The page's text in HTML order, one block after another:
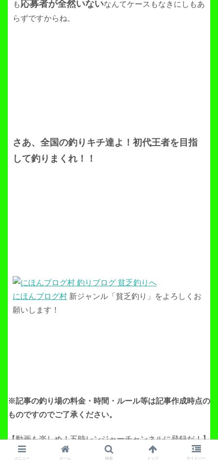
も応募者が全然いないなんてケースもなきにしもあ
らずですからね。
さあ、全国の釣りキチ達よ！初代王者を目指
して釣りまくれ！！
にほんブログ村 新ジャンル「貧乏釣り」をよろしくお
願いします！
※記事の釣り場の料金・時間・ルール等は記事作成時点の
ものですのでご了承ください。
【動画も楽しめ！五時レンジャーチャンネルに登録だ！】
メニュー ホーム 検索 トップ サイドバー